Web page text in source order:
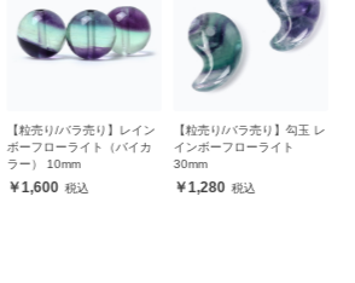
【粒売り/バラ売り】勾玉 レ
インボーフローライト
30mm
1,280
【粒売り/バラ売り】バイカ
ラーパープルフローライト
8mm
1,100